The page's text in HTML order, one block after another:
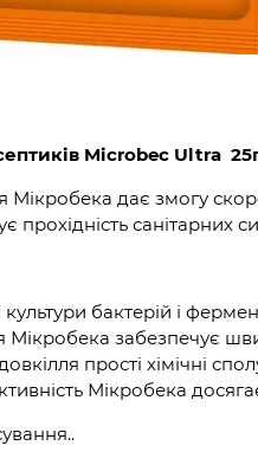
Microbec Ultra
дає змогу
прохідність санітарних
культури бактерій і
Мікробека забезпечує
прості хімічні
Мікробека